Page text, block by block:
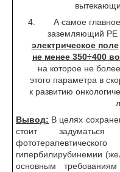
А самое
заземляющий РЕ
электрическое поле
не менее 350÷400
на которое не
этого параметра в
к развитию
Вывод: В целях
стоит
гипербилирубинемии
основным